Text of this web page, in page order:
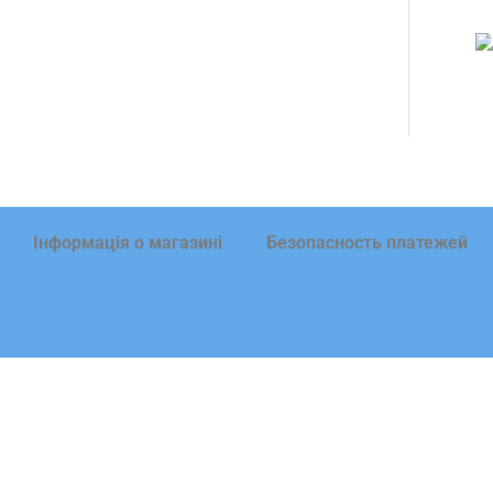
Інформація о магазині Безопасность платежей